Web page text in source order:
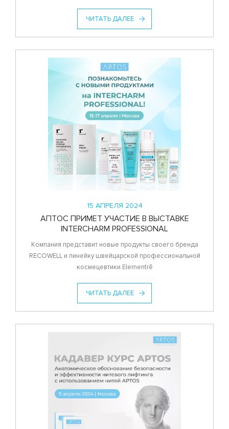
ЧИТАТЬ ДАЛЕЕ
15 АПРЕЛЯ 2024
АПТОС ПРИМЕТ УЧАСТИЕ В ВЫСТАВКЕ
INTERCHARM PROFESSIONAL
Компания представит новые продукты своего бренда
RECOWELL и линейку швейцарской профессиональной
космецевтики Elementrē
ЧИТАТЬ ДАЛЕЕ